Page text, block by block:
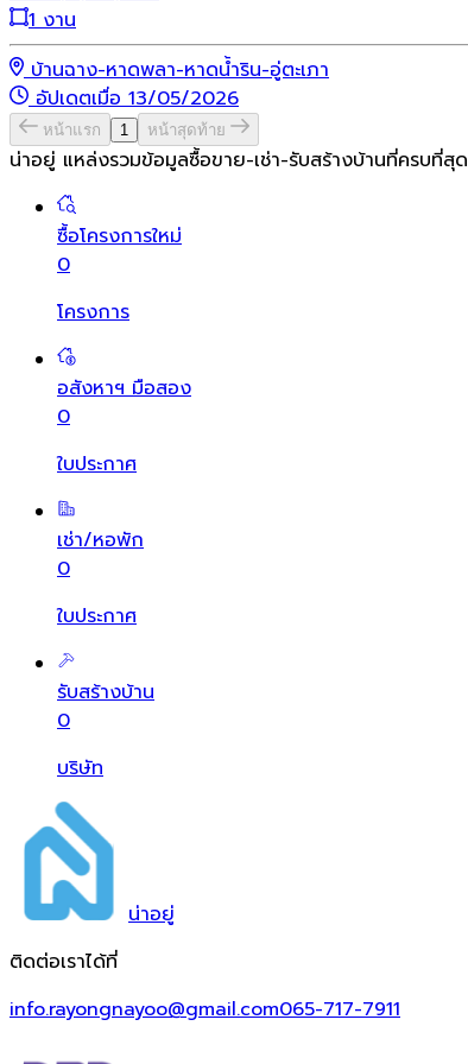
1 งาน
บ้านฉาง-หาดพลา-หาดน้ำริน-อู่ตะเภา
อัปเดตเมื่อ 13/05/2026
หน้าแรก 1 หน้าสุดท้าย
น่าอยู่ แหล่งรวมข้อมูลซื้อขาย-เช่า-รับสร้างบ้านที่ครบที่สุด
ซื้อโครงการใหม่
0
โครงการ
อสังหาฯ มือสอง
0
ใบประกาศ
เช่า/หอพัก
0
ใบประกาศ
รับสร้างบ้าน
0
บริษัท
น่าอยู่
ติดต่อเราได้ที่
info.rayongnayoo@gmail.com065-717-7911